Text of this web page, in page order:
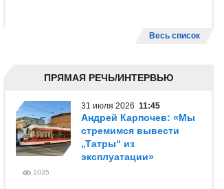
Весь список
ПРЯМАЯ РЕЧЬ/ИНТЕРВЬЮ
31 июля 2026 11:45
Андрей Карпочев: «Мы
стремимся вывести
„Татры“ из
эксплуатации»
1035